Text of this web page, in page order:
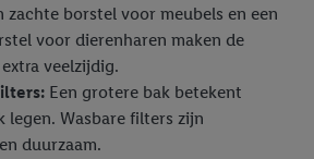
zachte borstel voor meubels en een
voor dierenharen maken de
veelzijdig.
Een grotere bak betekent
legen. Wasbare filters zijn
duurzaam.